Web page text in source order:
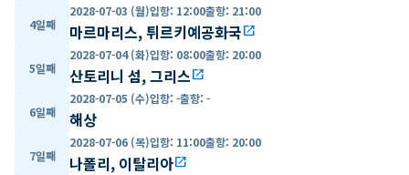
4일째
2028-07-03 (월)입항: 12:00출항: 21:00
마르마리스, 튀르키예공화국open_in_new
5일째
2028-07-04 (화)입항: 08:00출항: 20:00
산토리니 섬, 그리스open_in_new
6일째
2028-07-05 (수)입항: -출항: -
해상
7일째
2028-07-06 (목)입항: 11:00출항: 20:00
나폴리, 이탈리아open_in_new